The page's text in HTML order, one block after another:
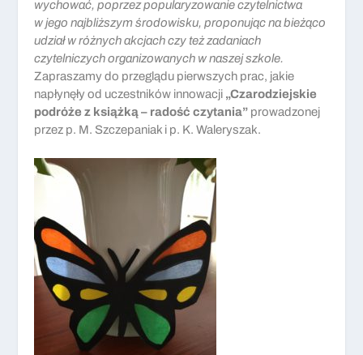
wychować, poprzez popularyzowanie czytelnictwa
w jego najbliższym środowisku, proponując na bieżąco
udział w różnych akcjach czy też zadaniach
czytelniczych organizowanych w naszej szkole.
Zapraszamy do przeglądu pierwszych prac, jakie
napłynęły od uczestników innowacji „Czarodziejskie
podróże z książką – radość czytania” prowadzonej
przez p. M. Szczepaniak i p. K. Waleryszak.